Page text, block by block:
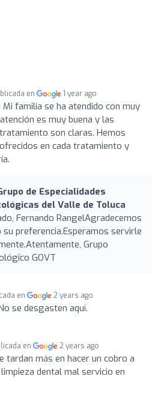
en 1 year ago
Mi familia se ha atendido con muy
es muy buena y las
son claras. Hemos
en cada tratamiento y
de Especialidades
del Valle de Toluca
Fernando RangelAgradecemos
su preferencia.Esperamos servirle
Grupo
GOVT
en 2 years ago
se desgasten aquí.
en 2 years ago
tardan más en hacer un cobro a
dental mal servicio en